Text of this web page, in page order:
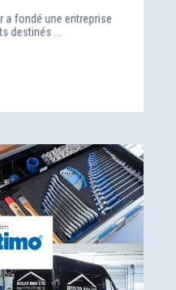
a fondé une entreprise
destinés ...